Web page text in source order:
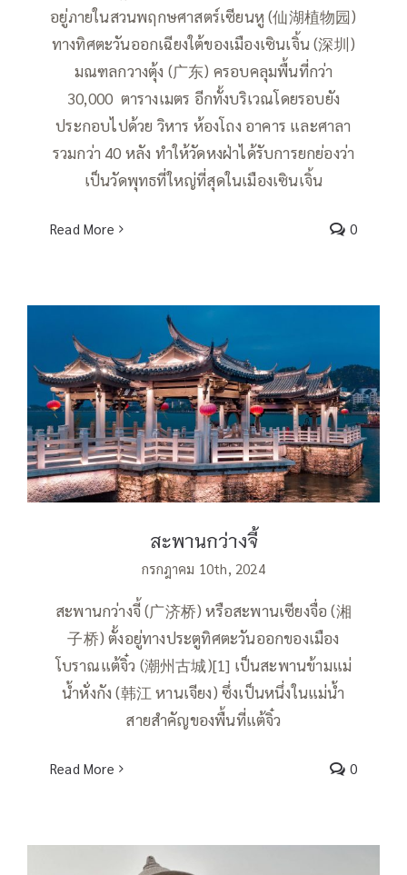
อยู่ภายในสวนพฤกษศาสตร์เซียนหู (仙湖植物园)
ทางทิศตะวันออกเฉียงใต้ของเมืองเซินเจิ้น (深圳)
มณฑลกวางตุ้ง (广东) ครอบคลุมพื้นที่กว่า
30,000 ตารางเมตร อีกทั้งบริเวณโดยรอบยัง
ประกอบไปด้วย วิหาร ห้องโถง อาคาร และศาลา
รวมกว่า 40 หลัง ทำให้วัดหงฝ่าได้รับการยกย่องว่า
เป็นวัดพุทธที่ใหญ่ที่สุดในเมืองเซินเจิ้น
Read More 0
สะพานกว่างจี้
สะพานกว่างจี้
กรกฎาคม 10th, 2024
สะพานกว่างจี้ (广济桥) หรือสะพานเซียงจื่อ (湘
子桥) ตั้งอยู่ทางประตูทิศตะวันออกของเมือง
โบราณแต้จิ๋ว (潮州古城)[1] เป็นสะพานข้ามแม่
น้ำหั่งกัง (韩江 หานเจียง) ซึ่งเป็นหนึ่งในแม่น้ำ
สายสำคัญของพื้นที่แต้จิ๋ว
Read More 0